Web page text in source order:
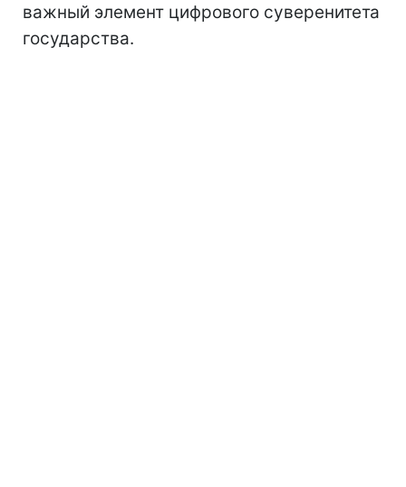
важный элемент цифрового суверенитета
государства.